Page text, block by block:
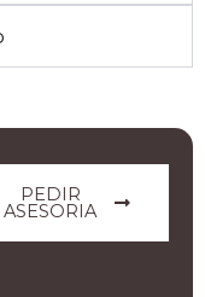
PEDIR
ASESORIA